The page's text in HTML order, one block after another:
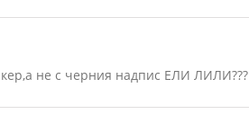
не с черния надпис ЕЛИ ЛИЛИ???